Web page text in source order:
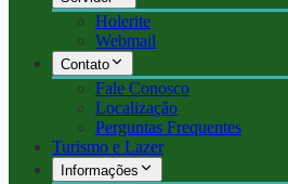
Holerite
Webmail
Contato
Fale Conosco
Localização
Perguntas Frequentes
Turismo e Lazer
Informações